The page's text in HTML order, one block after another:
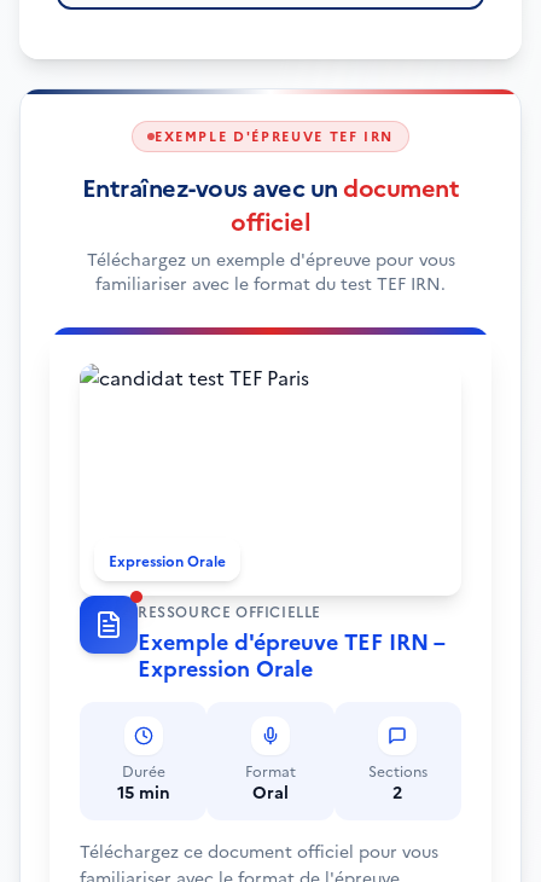
EXEMPLE D'ÉPREUVE TEF IRN
Entraînez-vous avec undocument
officiel
Téléchargez un exemple d'épreuve pour vous
familiariser avec le format du test TEF IRN.
Expression Orale
RESSOURCE OFFICIELLE
Exemple d'épreuve TEF IRN –
Expression Orale
Durée
15 min
Format
Oral
Sections
2
Téléchargez ce document officiel pour vous